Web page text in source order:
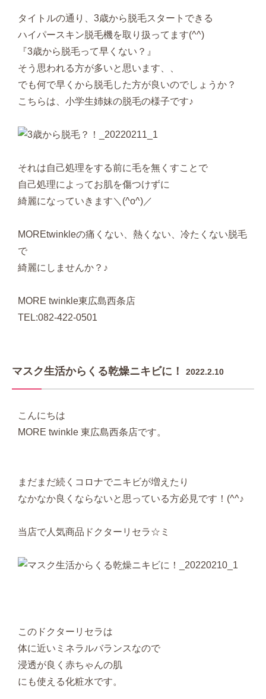
タイトルの通り、3歳から脱毛スタートできる
ハイパースキン脱毛機を取り扱ってます(^^)
『3歳から脱毛って早くない？』
そう思われる方が多いと思います、、
でも何で早くから脱毛した方が良いのでしょうか？
こちらは、小学生姉妹の脱毛の様子です♪
それは自己処理をする前に毛を無くすことで
自己処理によってお肌を傷つけずに
綺麗になっていきます＼(^o^)／
MOREtwinkleの痛くない、熱くない、冷たくない脱毛
で
綺麗にしませんか？♪
MORE twinkle東広島西条店
TEL:082-422-0501
マスク生活からくる乾燥ニキビに！ 2022.2.10
こんにちは
MORE twinkle 東広島西条店です。
まだまだ続くコロナでニキビが増えたり
なかなか良くならないと思っている方必見です！(^^♪
当店で人気商品ドクターリセラ☆ミ
このドクターリセラは
体に近いミネラルバランスなので
浸透が良く赤ちゃんの肌
にも使える化粧水です。